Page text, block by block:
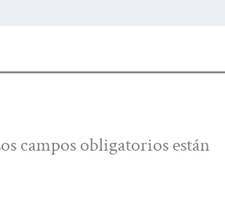
campos obligatorios están